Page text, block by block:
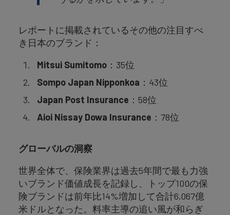
レポートに掲載されているその他の注目すべ
き日本のブランド：
Mitsui Sumitomo ：35位
Sompo Japan Nipponkoa ：43位
Japan Post Insurance ：58位
Aioi Nissay Dowa Insurance ：78位
グローバルの洞察
世界全体で、保険業界は過去5年間で最も力強
いブランド価値成長を記録し、トップ100の保
険ブランドは前年比14%増加して合計6,067億
米ドルとなった。料率主導の追い風が和らぎ